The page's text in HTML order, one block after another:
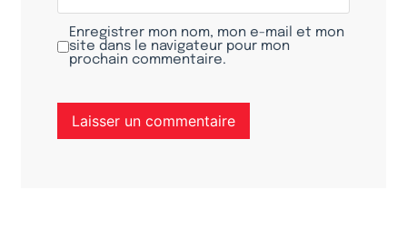
Enregistrer mon nom, mon e-mail et mon
site dans le navigateur pour mon
prochain commentaire.